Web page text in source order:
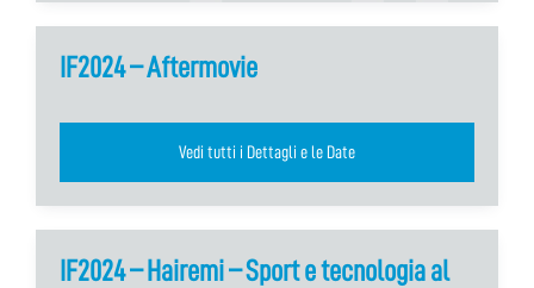
IF2024 – Aftermovie
Vedi tutti i Dettagli e le Date
IF2024 – Hairemi – Sport e tecnologia al